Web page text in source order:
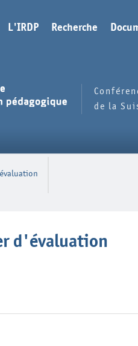
L'IRDP Recherche
de la
d'évaluation